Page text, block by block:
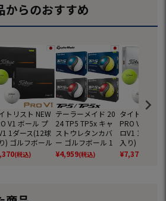
からのおすすめ
トリスト NEW
V1 ボール プ
1ダース(12球
) ゴルフボール
年モデル TITL
日本正規品
(税込)
テーラーメイド 20
24 TP5 TP5x キャ
ストウレタンカバ
ー ゴルフボール 1
ダース 全12球 日本
正規品
¥4,959(税込)
タイトリスト
PRO V1x ボ
ロV1 1ダース
入り) ゴルフ
2025年モデル
EIST 日本正
¥7,370